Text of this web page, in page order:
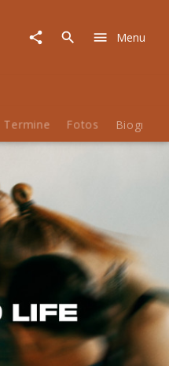
Menu
Termine Fotos Biografie